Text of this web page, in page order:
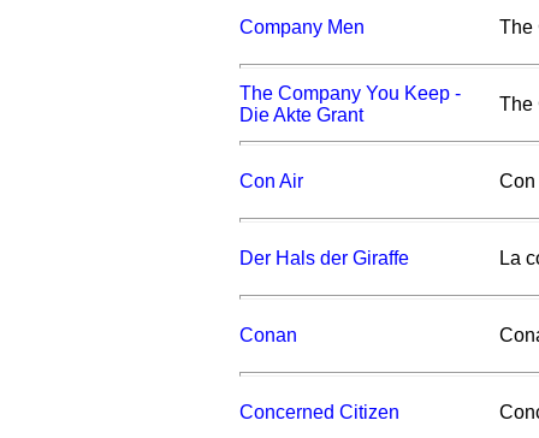
Company Men The
The Company You Keep -
Die Akte Grant
The
Con Air Con
Der Hals der Giraffe La
Conan
Concerned Citizen